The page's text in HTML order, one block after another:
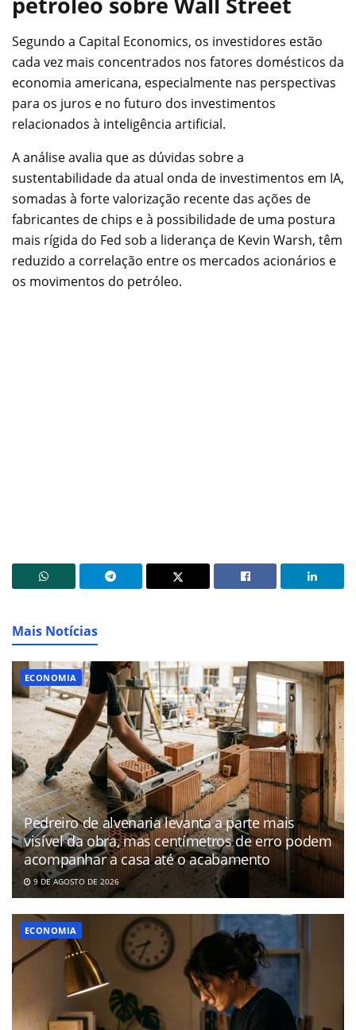
Segundo a Capital Economics, os investidores estão
cada vez mais concentrados nos fatores domésticos da
economia americana, especialmente nas perspectivas
para os juros e no futuro dos investimentos
relacionados à inteligência artificial.
A análise avalia que as dúvidas sobre a
sustentabilidade da atual onda de investimentos em IA,
somadas à forte valorização recente das ações de
fabricantes de chips e à possibilidade de uma postura
mais rígida do Fed sob a liderança de Kevin Warsh, têm
reduzido a correlação entre os mercados acionários e
os movimentos do petróleo.
Mais Notícias
ECONOMIA
Pedreiro de alvenaria levanta a parte mais
visível da obra, mas centímetros de erro podem
acompanhar a casa até o acabamento
9 DE AGOSTO DE 2026
ECONOMIA